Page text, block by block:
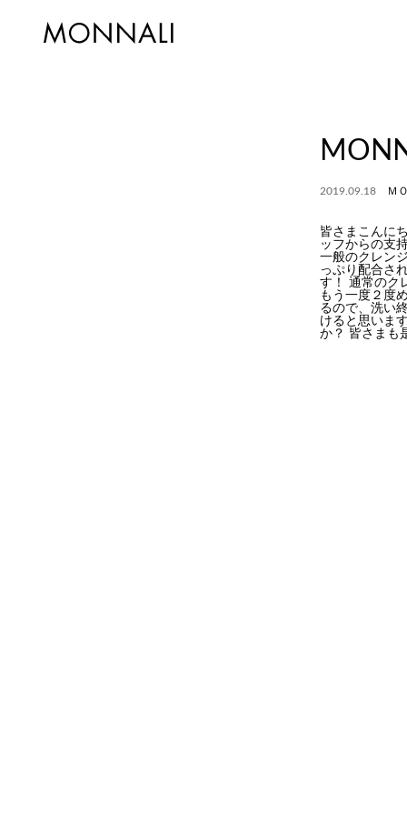
2019.09.18 Ｍ
皆さまこんに
ッフからの支
一般のクレン
っぷり配合さ
す！ 通常のク
もう一度２度
るので、洗い
けると思いま
か？ 皆さま